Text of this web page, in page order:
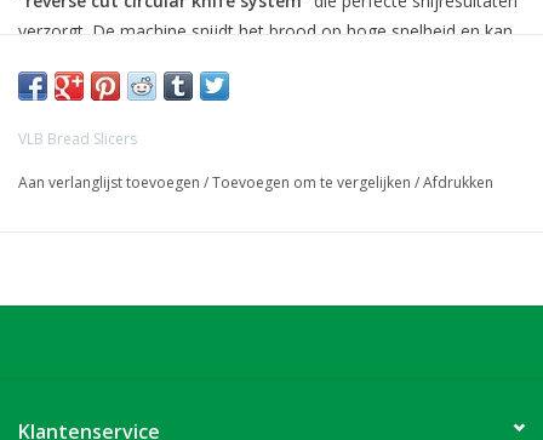
verzorgt. De machine snijdt het brood op hoge snelheid en kan
Snededikte instelbaar van 3 tot 25 mm.
Enkel in RVS te verkrijgen.
- Gebruiksvriendelijk / geschikt voor self-service
- Veiligheid gewaarborgd
VLB Bread Slicers
Aan verlanglijst toevoegen /Toevoegen om te vergelijken /Afdrukken
Klantenservice